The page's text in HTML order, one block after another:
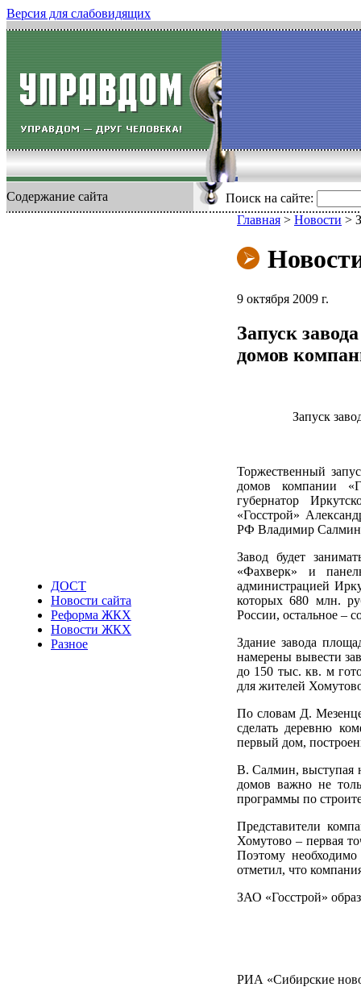
Версия для слабовидящих
Содержание сайта Поиск на сайте:
ДОСТ
Новости сайта
Реформа ЖКХ
Новости ЖКХ
Разное
Главная > Новости >
9 октября 2009 г.
Запуск
домов
Запуск
Торжественный
домов компании
губернатор
«Госстрой»
РФ Владимир Салмин,
Завод будет
«Фахверк» и
администрацией
которых 680 млн.
России, остальное –
Здание завода
намерены вывести
до 150 тыс. кв. м
для жителей
По словам Д.
сделать деревню
первый дом,
В. Салмин, выступая
домов важно не
программы по
Представители
Хомутово – первая
Поэтому необходимо
отметил, что
ЗАО «Госстрой»
РИА «Сибирские